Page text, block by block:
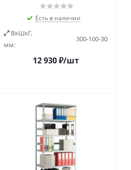
Есть в наличии
ВxШxГ,
мм:
300-100-30
12 930₽/шт